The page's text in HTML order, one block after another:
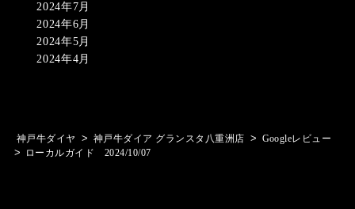
2024年7月
2024年6月
2024年5月
2024年4月
神戸牛ダイヤ > 神戸牛ダイア グランスタ八重洲店 > Googleレビュー
> ローカルガイド 2024/10/07